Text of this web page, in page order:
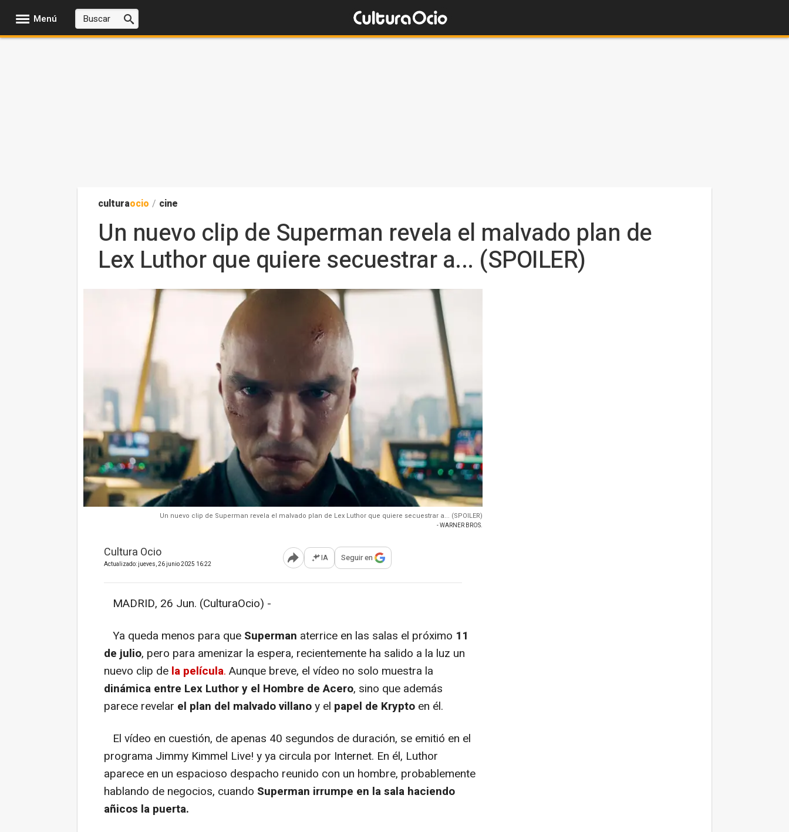
Menú
culturaocio / cine
Un nuevo clip de Superman revela el malvado plan de
Lex Luthor que quiere secuestrar a... (SPOILER)
Un nuevo clip de Superman revela el malvado plan de Lex Luthor que quiere secuestrar a... (SPOILER)
- WARNER BROS.
Cultura Ocio
Actualizado: jueves, 26 junio 2025 16:22 Abrir opciones para compartir
IA Seguir en
MADRID, 26 Jun. (CulturaOcio) -
Ya queda menos para que Superman aterrice en las salas el próximo 11
de julio, pero para amenizar la espera, recientemente ha salido a la luz un
nuevo clip de la película. Aunque breve, el vídeo no solo muestra la
dinámica entre Lex Luthor y el Hombre de Acero, sino que además
parece revelar el plan del malvado villanoy el papel de Krypto en él.
El vídeo en cuestión, de apenas 40 segundos de duración, se emitió en el
programa Jimmy Kimmel Live! y ya circula por Internet. En él, Luthor
aparece en un espacioso despacho reunido con un hombre, probablemente
hablando de negocios, cuando Superman irrumpe en la sala haciendo
añicos la puerta.